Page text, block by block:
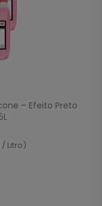
– Efeito Preto
Litro)